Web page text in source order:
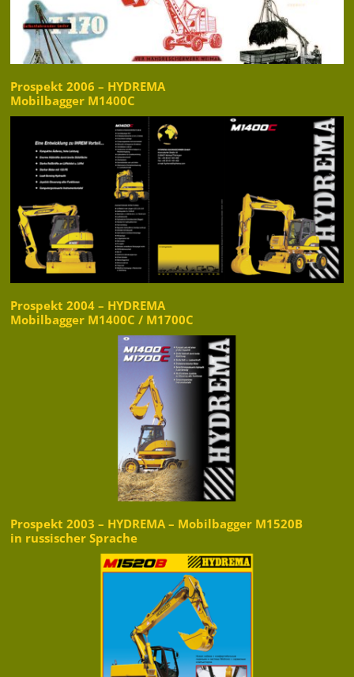
Prospekt 2006 – HYDREMA
Mobilbagger M1400C
Prospekt 2004 – HYDREMA
Mobilbagger M1400C / M1700C
Prospekt 2003 – HYDREMA – Mobilbagger M1520B
in russischer Sprache